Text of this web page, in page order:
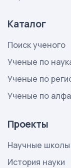
Каталог
Поиск ученого
Ученые по
Ученые по
Ученые по
Проекты
Научные школы
История науки